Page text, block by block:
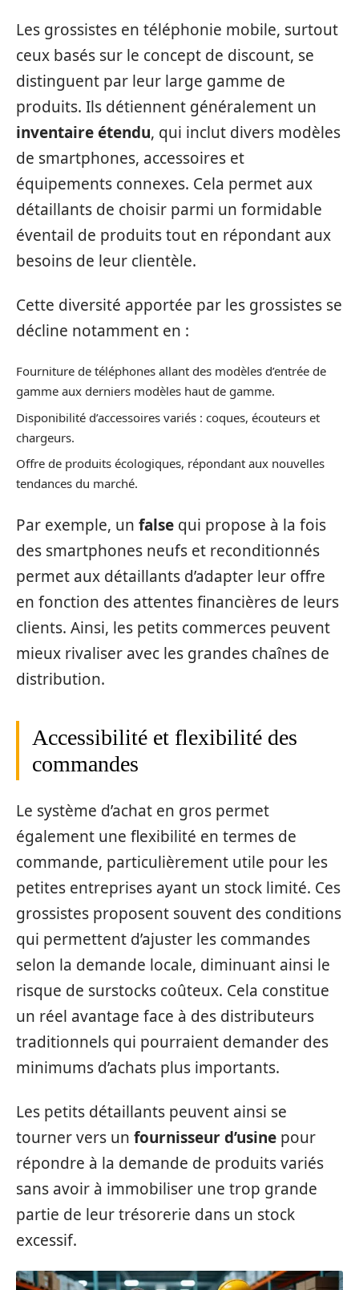
Les grossistes en téléphonie mobile, surtout
ceux basés sur le concept de discount, se
distinguent par leur large gamme de
produits. Ils détiennent généralement un
inventaire étendu, qui inclut divers modèles
de smartphones, accessoires et
équipements connexes. Cela permet aux
détaillants de choisir parmi un formidable
éventail de produits tout en répondant aux
besoins de leur clientèle.
Cette diversité apportée par les grossistes se
décline notamment en :
Fourniture de téléphones allant des modèles d’entrée de
gamme aux derniers modèles haut de gamme.
Disponibilité d’accessoires variés : coques, écouteurs et
chargeurs.
Offre de produits écologiques, répondant aux nouvelles
tendances du marché.
Par exemple, un false qui propose à la fois
des smartphones neufs et reconditionnés
permet aux détaillants d’adapter leur offre
en fonction des attentes financières de leurs
clients. Ainsi, les petits commerces peuvent
mieux rivaliser avec les grandes chaînes de
distribution.
Accessibilité et flexibilité des
commandes
Le système d’achat en gros permet
également une flexibilité en termes de
commande, particulièrement utile pour les
petites entreprises ayant un stock limité. Ces
grossistes proposent souvent des conditions
qui permettent d’ajuster les commandes
selon la demande locale, diminuant ainsi le
risque de surstocks coûteux. Cela constitue
un réel avantage face à des distributeurs
traditionnels qui pourraient demander des
minimums d’achats plus importants.
Les petits détaillants peuvent ainsi se
tourner vers un fournisseur d’usine pour
répondre à la demande de produits variés
sans avoir à immobiliser une trop grande
partie de leur trésorerie dans un stock
excessif.